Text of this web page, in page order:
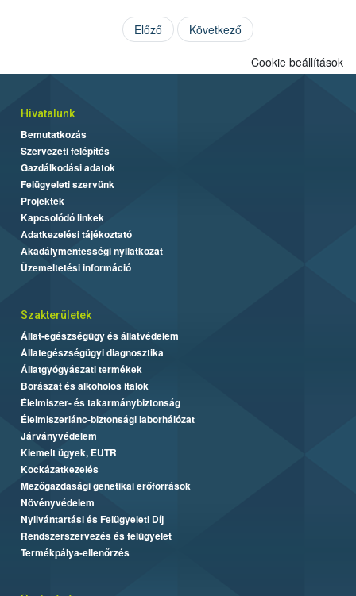
Előző Következő
Cookie beállítások
Hivatalunk
Bemutatkozás
Szervezeti felépítés
Gazdálkodási adatok
Felügyeleti szervünk
Projektek
Kapcsolódó linkek
Adatkezelési tájékoztató
Akadálymentességi nyilatkozat
Üzemeltetési információ
Szakterületek
Állat-egészségügy és állatvédelem
Állategészségügyi diagnosztika
Állatgyógyászati termékek
Borászat és alkoholos italok
Élelmiszer- és takarmánybiztonság
Élelmiszerlánc-biztonsági laborhálózat
Járványvédelem
Kiemelt ügyek, EUTR
Kockázatkezelés
Mezőgazdasági genetikai erőforrások
Növényvédelem
Nyilvántartási és Felügyeleti Díj
Rendszerszervezés és felügyelet
Termékpálya-ellenőrzés